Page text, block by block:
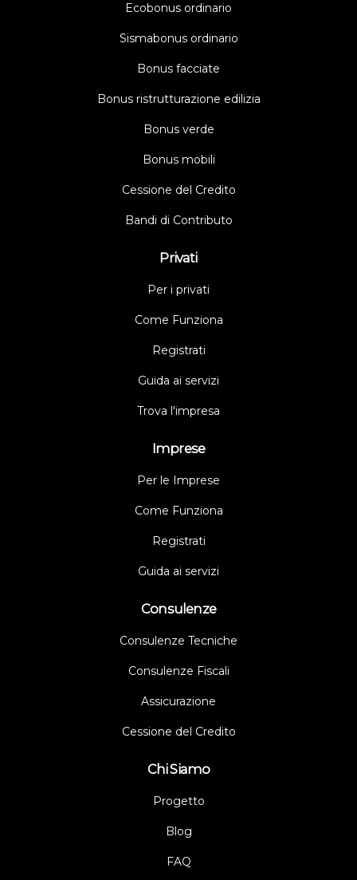
Ecobonus ordinario
Sismabonus ordinario
Bonus facciate
Bonus ristrutturazione edilizia
Bonus verde
Bonus mobili
Cessione del Credito
Bandi di Contributo
Privati
Per i privati
Come Funziona
Registrati
Guida ai servizi
Trova l'impresa
Imprese
Per le Imprese
Come Funziona
Registrati
Guida ai servizi
Consulenze
Consulenze Tecniche
Consulenze Fiscali
Assicurazione
Cessione del Credito
Chi Siamo
Progetto
Blog
FAQ